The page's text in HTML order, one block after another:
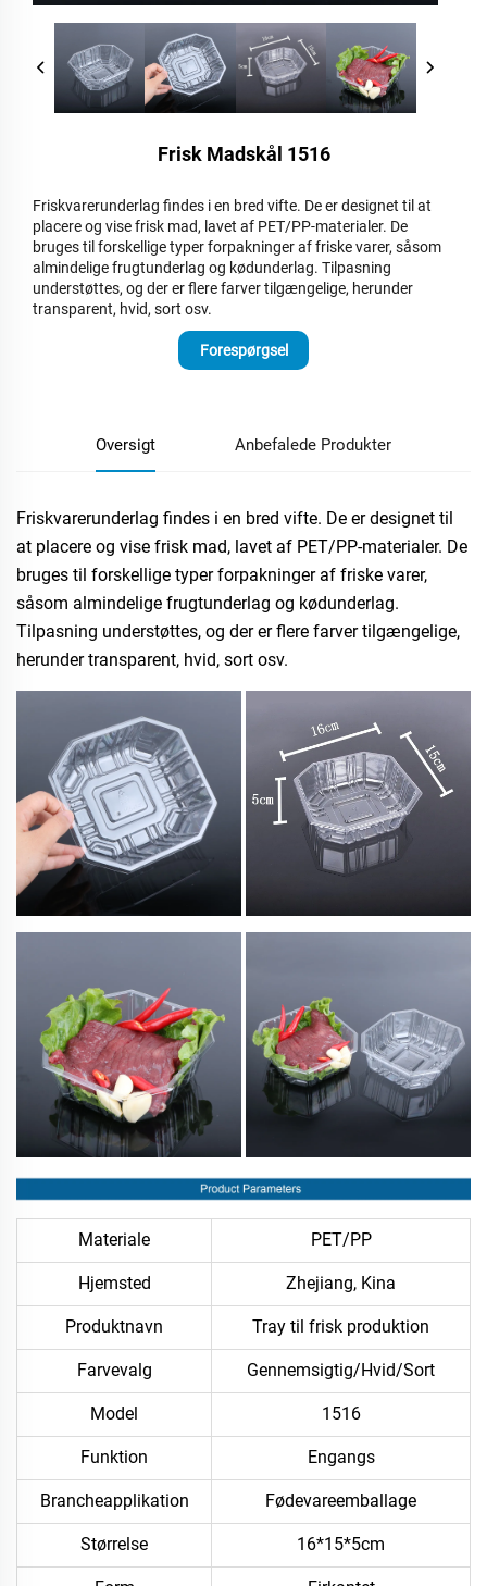
Frisk Madskål 1516
Friskvarerunderlag findes i en bred vifte. De er designet til at
placere og vise frisk mad, lavet af PET/PP-materialer. De
bruges til forskellige typer forpakninger af friske varer, såsom
almindelige frugtunderlag og kødunderlag. Tilpasning
understøttes, og der er flere farver tilgængelige, herunder
transparent, hvid, sort osv.
Forespørgsel
Oversigt Anbefalede Produkter
Friskvarerunderlag findes i en bred vifte. De er designet til
at placere og vise frisk mad, lavet af PET/PP-materialer. De
bruges til forskellige typer forpakninger af friske varer,
såsom almindelige frugtunderlag og kødunderlag.
Tilpasning understøttes, og der er flere farver tilgængelige,
herunder transparent, hvid, sort osv.
Materiale PET/PP
Hjemsted Zhejiang, Kina
Produktnavn Tray til frisk produktion
Farvevalg Gennemsigtig/Hvid/Sort
Model 1516
Funktion Engangs
Brancheapplikation Fødevareemballage
Størrelse 16*15*5cm